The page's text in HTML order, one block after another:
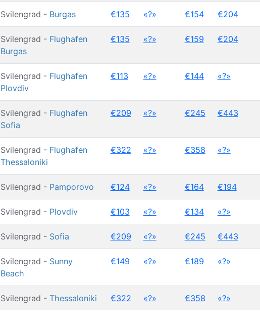
Svilengrad - Burgas €135 «?» €154 €204
Svilengrad - Flughafen
Burgas
€135 «?» €159 €204
Svilengrad - Flughafen
Plovdiv
€113 «?» €144 «?»
Svilengrad - Flughafen
Sofia
€209 «?» €245 €443
Svilengrad - Flughafen
Thessaloniki
€322 «?» €358 «?»
Svilengrad - Pamporovo €124 «?» €164 €194
Svilengrad - Plovdiv €103 «?» €134 «?»
Svilengrad - Sofia €209 «?» €245 €443
Svilengrad - Sunny
Beach
€149 «?» €189 «?»
Svilengrad - Thessaloniki €322 «?» €358 «?»